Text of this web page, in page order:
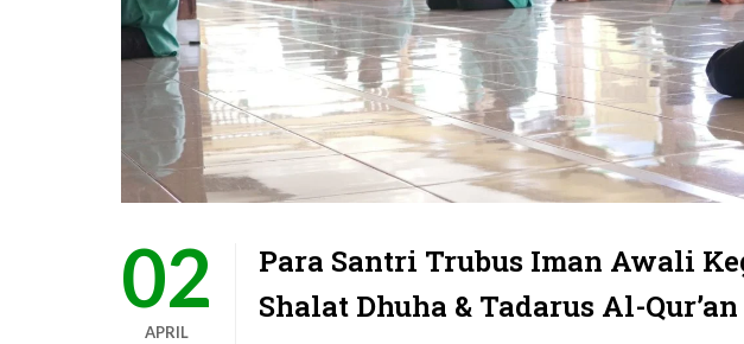
02
APRIL
Para Santri Trubus Iman Awali
Shalat Dhuha & Tadarus Al-Qur’an